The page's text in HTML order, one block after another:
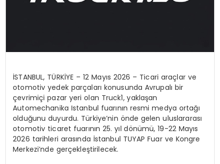
İSTANBUL, TÜRKİYE –12 Mayıs 2026 – Ticari araçlar ve
otomotiv yedek parçaları konusunda Avrupalı bir
çevrimiçi pazar yeri olan Truck1, yaklaşan
Automechanika Istanbul fuarının resmi medya ortağı
olduğunu duyurdu. Türkiye’nin önde gelen uluslararası
otomotiv ticaret fuarının 25. yıl dönümü, 19-22 Mayıs
2026 tarihleri arasında İstanbul TUYAP Fuar ve Kongre
Merkezi’nde gerçekleştirilecek.